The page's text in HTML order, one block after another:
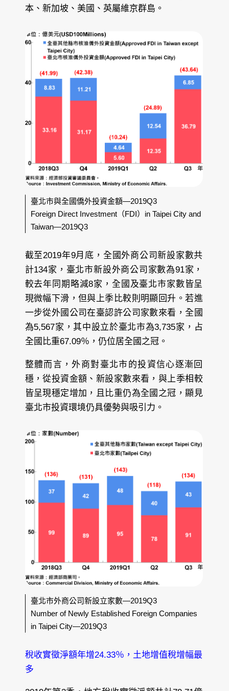
本、新加坡、美國、英屬維京群島。
臺北市與全國僑外投資金額—2019Q3
Foreign Direct Investment（FDI）in Taipei City and
Taiwan—2019Q3
截至2019年9月底，全國外商公司新設家數共
計134家，臺北市新設外商公司家數為91家，
較去年同期略減8家，全國及臺北市家數皆呈
現微幅下滑，但與上季比較則明顯回升。若進
一步從外國公司在臺認許公司家數來看，全國
為5,567家，其中設立於臺北市為3,735家，占
全國比重67.09％，仍位居全國之冠。
整體而言，外商對臺北市的投資信心逐漸回
穩，從投資金額、新設家數來看，與上季相較
皆呈現穩定增加，且比重仍為全國之冠，顯見
臺北市投資環境仍具優勢與吸引力。
臺北市外商公司新設立家數—2019Q3
Number of Newly Established Foreign Companies
in Taipei City—2019Q3
稅收實徵淨額年增24.33％，土地增值稅增幅最
多